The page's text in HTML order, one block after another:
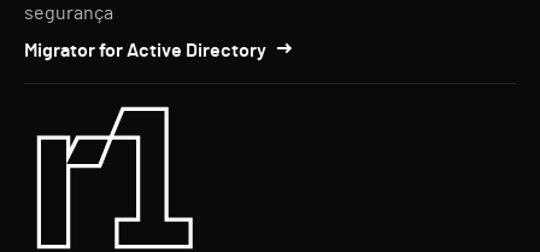
segurança
Migrator for Active Directory